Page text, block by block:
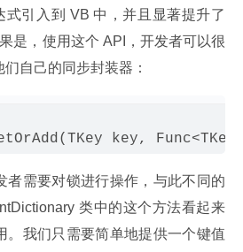
式引入到 VB 中，并且显著提升了
是，使用这个 API，开发者可以很
自己的同步封装器：
者需要对锁进行操作，与此不同的
类中的这个方法看起来
。我们只需要简单地提供一个键值